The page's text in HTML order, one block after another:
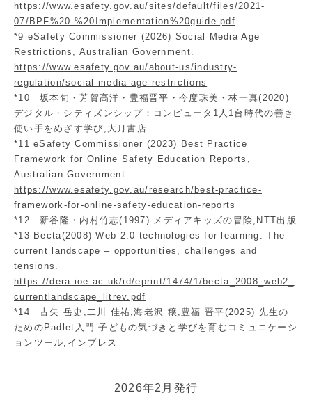
https://www.esafety.gov.au/sites/default/files/2021-
07/BPF%20-%20Implementation%20guide.pdf
*9 eSafety Commissioner (2026) Social Media Age
Restrictions, Australian Government.
https://www.esafety.gov.au/about-us/industry-
regulation/social-media-age-restrictions
*10 坂本旬・芳賀高洋・豊福晋平・今度珠美・林一真(2020)
デジタル・シティズンシップ：コンピュータ1人1台時代の善き
使い手をめざす学び,大月書店
*11 eSafety Commissioner (2023) Best Practice
Framework for Online Safety Education Reports,
Australian Government.
https://www.esafety.gov.au/research/best-practice-
framework-for-online-safety-education-reports
*12 新谷隆・内村竹志(1997) メディアキッズの冒険,NTT出版
*13 Becta(2008) Web 2.0 technologies for learning: The
current landscape – opportunities, challenges and
tensions.
https://dera.ioe.ac.uk/id/eprint/1474/1/becta_2008_web2_
currentlandscape_litrev.pdf
*14 古矢 岳史,二川 佳祐,海老沢 穣,豊福 晋平(2025) 先生の
ためのPadlet入門 子どもの気づきと学びを育むコミュニケーシ
ョンツール,インプレス
2026年2月発行